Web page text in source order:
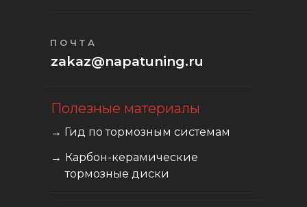
zakaz@napatuning.ru
ПОЧТА
Полезные материалы
→ Гид по тормозным системам
Карбон-керамические
тормозные диски
→